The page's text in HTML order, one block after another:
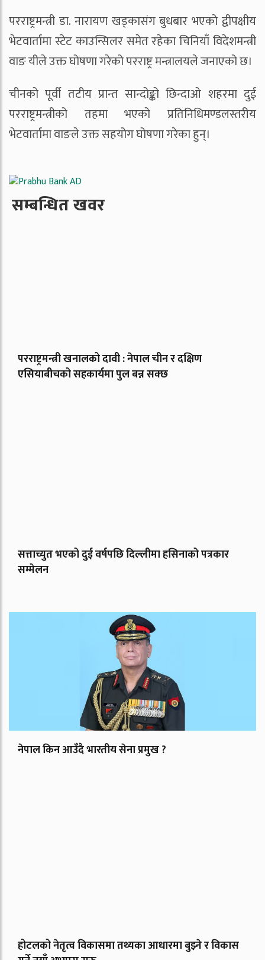
परराष्ट्रमन्त्री डा. नारायण खड्कासंग बुधबार भएको द्वीपक्षीय
भेटवार्तामा स्टेट काउन्सिलर समेत रहेका चिनियाँ विदेशमन्त्री
वाङ यीले उक्त घोषणा गरेको परराष्ट्र मन्त्रालयले जनाएको छ।
चीनको पूर्वी तटीय प्रान्त सान्दोङ्को छिन्दाओ शहरमा दुई
परराष्ट्रमन्त्रीको तहमा भएको प्रतिनिधिमण्डलस्तरीय
भेटवार्तामा वाङले उक्त सहयोग घोषणा गरेका हुन्।
सम्बन्धित खवर
परराष्ट्रमन्त्री खनालको दावी : नेपाल चीन र दक्षिण
एसियाबीचको सहकार्यमा पुल बन्न सक्छ
सत्ताच्युत भएको दुई वर्षपछि दिल्लीमा हसिनाको पत्रकार
सम्मेलन
नेपाल किन आउँदै भारतीय सेना प्रमुख ?
होटलको नेतृत्व विकासमा तथ्यका आधारमा बुझ्ने र विकास